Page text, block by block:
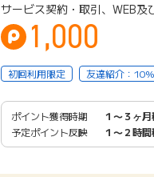
サービス契約・取引、WEB
1,000
初回利用限定 友達紹介：10%
ポイント獲得時期
１〜３ヶ
予定ポイント反映
１〜２時